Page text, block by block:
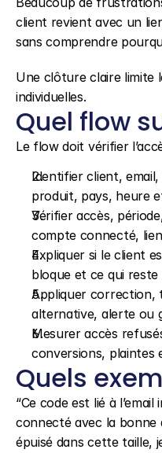
client revient avec un
sans comprendre
Une clôture claire limite
individuelles.
Quel flow
Le flow doit vérifier
Identifier client,
produit, pays, heure
Vérifier accès,
compte connecté,
Expliquer si le client
bloque et ce qui reste
Appliquer correction,
alternative, alerte ou
Mesurer accès
conversions, plaintes
Quels
“Ce code est lié à
connecté avec la bonne
épuisé dans cette taille,